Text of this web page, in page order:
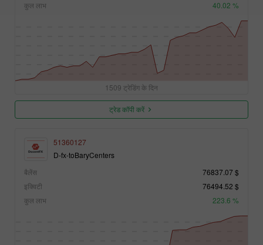
कुल लाभ
40.02 %
1509 ट्रेडिंग के दिन
ट्रेड कॉपी करें
51360127
D-fx-toBaryCenters
बैलेंस
76837.07 $
इक्विटी
76494.52 $
कुल लाभ
223.6 %